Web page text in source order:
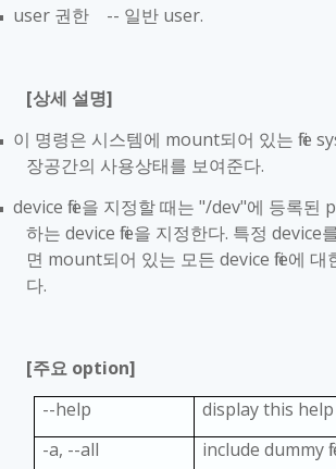
user 권한 -- 일반 user.
[상세 설명]
이 명령은 시스템에 mount되어 있는 file
장공간의 사용상태를 보여준다.
device file을 지정할 때는"/dev"에 등록된
하는 device file을 지정한다. 특정 device
면 mount되어 있는 모든 device file에 대
다.
[주요 option]
--help
display this
-a, --all
include dummy